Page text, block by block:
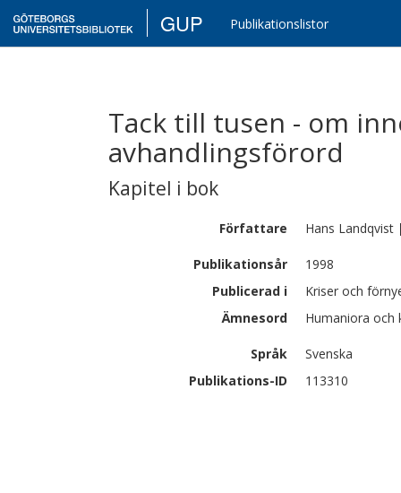
GUP Publikationslistor
Tack till tusen - om
avhandlingsförord
Kapitel i bok
Författare Hans Landqvist
Publikationsår
1998
Publicerad i
Kriser och
Ämnesord
Humaniora och
Språk
Svenska
Publikations-ID
113310